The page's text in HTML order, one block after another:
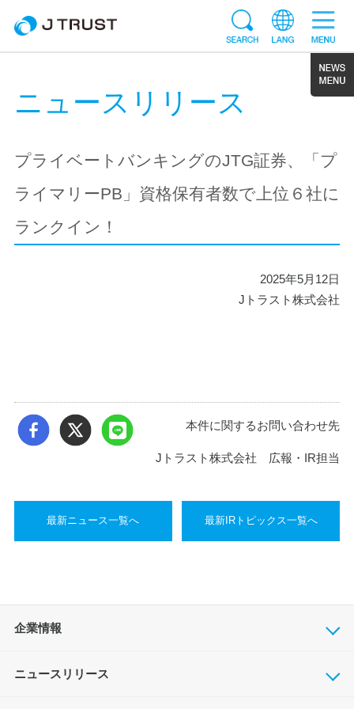
ニュースリリース
プライベートバンキングのJTG証券、「プ
ライマリーPB」資格保有者数で上位６社に
ランクイン！
2025年5月12日
Jトラスト株式会社
本件に関するお問い合わせ先
Jトラスト株式会社 広報・IR担当
最新ニュース一覧へ 最新IRトピックス一覧へ
企業情報
ニュースリリース